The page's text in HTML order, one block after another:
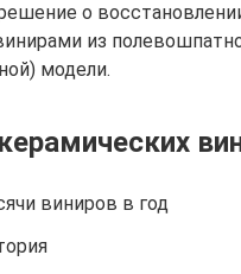
о
из
модели.
виниров в год